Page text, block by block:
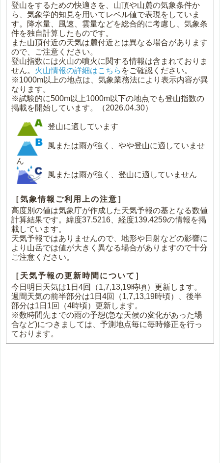
登山をするための快適さを、山頂や山麓の気象条件か
ら、気象学的知見を用いてレベル値で表現をしていま
す。降水量、風速、雲量などを総合的に考慮し、気象条
件を独自計算したものです。
また山頂付近の天気は麓付近とは異なる場合があります
ので、ご注意ください。
登山指数には火山の噴火に関する情報は含まれておりま
せん。 火山情報の詳細はこちら をご確認ください。
※1000m以上の地点は、気象業務法により表示内容が異
なります。
※試験的に500m以上1000m以下の地点でも登山指数の
掲載を開始しています。（2026.04.30）
登山に適しています
風または雨が強く、やや登山に適していませ
ん
風または雨が強く、登山に適していません
［気象情報ご利用上の注意］
高度別の値は気象庁が作成した天気予報の基となる数値
計算結果です。緯度37.5216、経度139.4259の情報を掲
載しています。
天気予報ではありませんので、地形や日射などの影響に
より山岳では値が大きく異なる場合がありますので十分
ご注意ください。
［天気予報の更新時間について］
今日明日天気は1日4回（1,7,13,19時頃）更新します。
週間天気の前半部分は1日4回（1,7,13,19時頃）、後半
部分は1日1回（4時頃）更新します。
※数時間先までの雨の予想(急な天候の変化があった場
合など)につきましては、予測地点毎に毎時修正を行っ
ております。